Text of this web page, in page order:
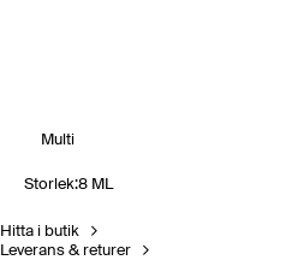
Multi
Storlek:8 ML
Hitta i butik
Leverans & returer